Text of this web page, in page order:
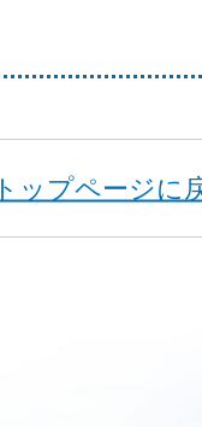
トップページに